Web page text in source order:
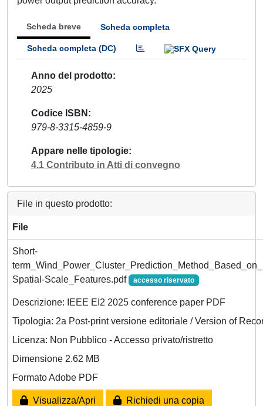
Scheda breve Scheda completa
Scheda completa (DC)
Anno del prodotto
2025
Codice ISBN
979-8-3315-4859-9
Appare nelle tipologie
4.1 Contributo in Atti di convegno
File in questo prodotto:
File
Short-
Spatial-Scale_Features.pdf
accesso riservato
Descrizione: IEEE EI2 2025 conference paper PDF
Tipologia: 2a Post-print versione editoriale / Version of
Licenza: Non Pubblico - Accesso privato/ristretto
Dimensione 2.62 MB
Formato Adobe PDF
Visualizza/Apri Richiedi una copia